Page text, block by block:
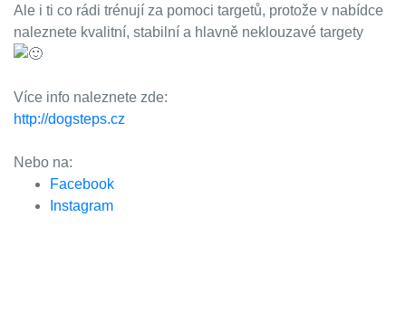
Ale i ti co rádi trénují za pomoci targetů, protože v nabídce
naleznete kvalitní, stabilní a hlavně neklouzavé targety
Více info naleznete zde:
http://dogsteps.cz
Nebo na:
Facebook
Instagram